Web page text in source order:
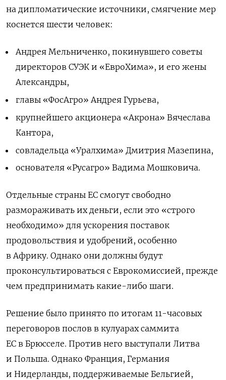
на дипломатические источники, смягчение мер
коснется шести человек:
Андрея Мельниченко, покинувшего советы
директоров СУЭК и «ЕвроХима», и его жены
Александры,
главы «ФосАгро» Андрея Гурьева,
крупнейшего акционера «Акрона» Вячеслава
Кантора,
совладельца «Уралхима» Дмитрия Мазепина,
основателя «Русагро» Вадима Мошковича.
Отдельные страны ЕС смогут свободно
размораживать их деньги, если это «строго
необходимо» для ускорения поставок
продовольствия и удобрений, особенно
в Африку. Однако они должны будут
проконсультироваться с Еврокомиссией, прежде
чем предпринимать какие-либо шаги.
Решение было принято по итогам 11-часовых
переговоров послов в кулуарах саммита
ЕС в Брюсселе. Против него выступали Литва
и Польша. Однако Франция, Германия
и Нидерланды, поддерживаемые Бельгией,